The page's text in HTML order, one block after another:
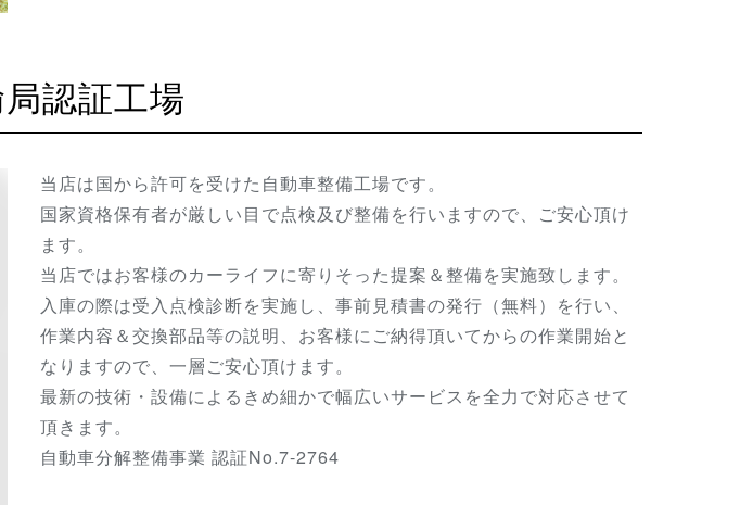
局認証工場
当店は国から許可を受けた自動車整備工場です。
国家資格保有者が厳しい目で点検及び整備を行いますので、ご安心頂け
ます。
当店ではお客様のカーライフに寄りそった提案＆整備を実施致します。
入庫の際は受入点検診断を実施し、事前見積書の発行（無料）を行い、
作業内容＆交換部品等の説明、お客様にご納得頂いてからの作業開始と
なりますので、一層ご安心頂けます。
最新の技術・設備によるきめ細かで幅広いサービスを全力で対応させて
頂きます。
自動車分解整備事業 認証No.7-2764